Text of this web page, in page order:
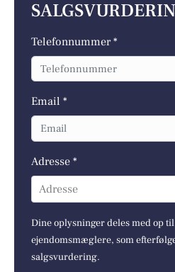
Telefonnummer *
Email *
Adresse *
Adresse
Dine oplysninger deles med op
ejendomsmæglere, som
salgsvurdering.